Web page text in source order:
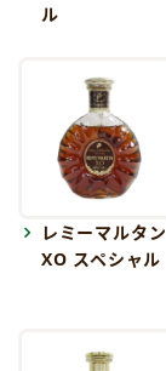
ル
レミーマルタン
XO スペシャル